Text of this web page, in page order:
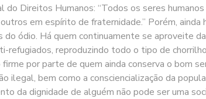
Direitos Humanos: “Todos os seres
em espírito de fraternidade.” Porém,
ódio. Há quem continuamente se aproveite
refugiados, reproduzindo todo o tipo de
por parte de quem ainda conserva o bom
ilegal, bem como a consciencialização da
da dignidade de alguém não pode ser uma